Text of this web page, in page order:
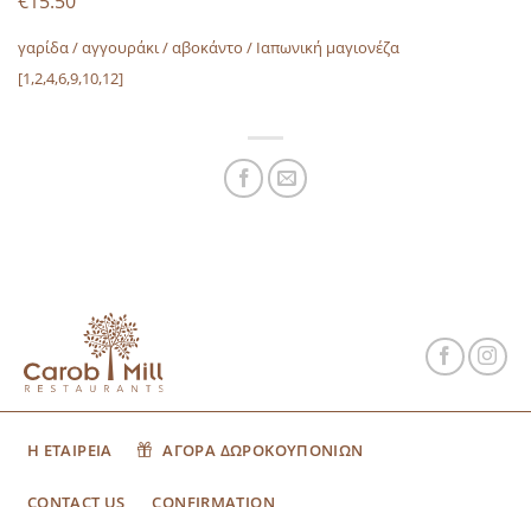
γαρίδα / αγγουράκι / αβοκάντο / Ιαπωνική μαγιονέζα
[1,2,4,6,9,10,12]
Η ΕΤΑΙΡΕΙΑ ΑΓΟΡΑ ΔΩΡΟΚΟΥΠΟΝΙΩΝ